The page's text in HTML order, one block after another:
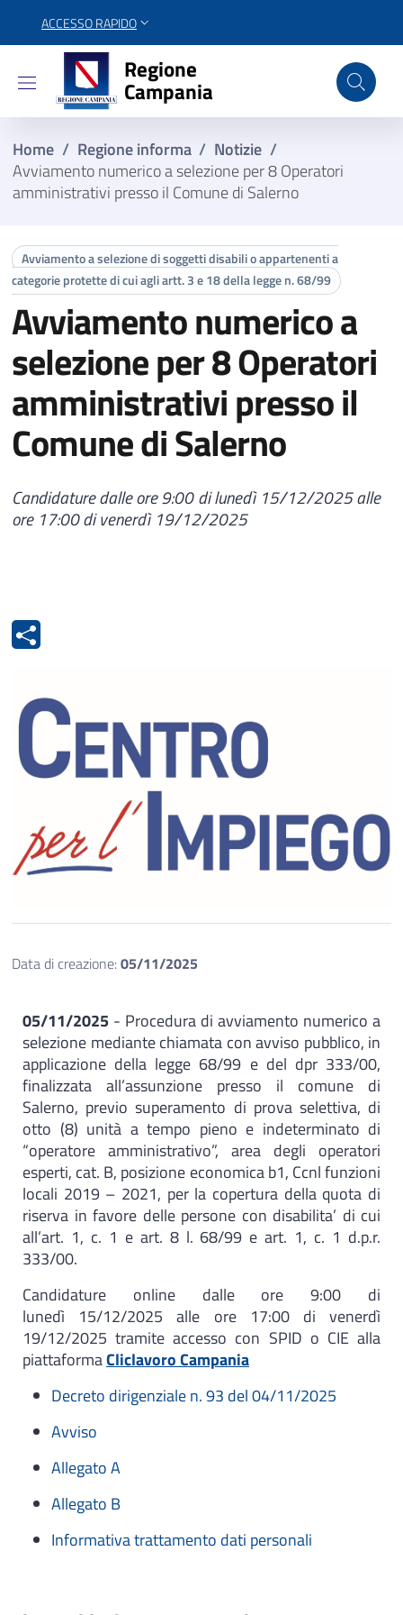
ACCESSO RAPIDO
Regione Campania
Regione
Campania
Home / Regione informa / Notizie /
Avviamento numerico a selezione per 8 Operatori
amministrativi presso il Comune di Salerno
Avviamento a selezione di soggetti disabili o appartenenti a
categorie protette di cui agli artt. 3 e 18 della legge n. 68/99
Avviamento numerico a
selezione per 8 Operatori
amministrativi presso il
Comune di Salerno
Candidature dalle ore 9:00 di lunedì 15/12/2025 alle
ore 17:00 di venerdì 19/12/2025
Data di creazione:05/11/2025
05/11/2025 - Procedura di avviamento numerico a
selezione mediante chiamata con avviso pubblico, in
applicazione della legge 68/99 e del dpr 333/00,
finalizzata all’assunzione presso il comune di
Salerno, previo superamento di prova selettiva, di
otto (8) unità a tempo pieno e indeterminato di
“operatore amministrativo”, area degli operatori
esperti, cat. B, posizione economica b1, Ccnl funzioni
locali 2019 – 2021, per la copertura della quota di
riserva in favore delle persone con disabilita’ di cui
all’art. 1, c. 1 e art. 8 l. 68/99 e art. 1, c. 1 d.p.r.
333/00.
Candidature online dalle ore 9:00 di
lunedì 15/12/2025 alle ore 17:00 di venerdì
19/12/2025 tramite accesso con SPID o CIE alla
piattaformaCliclavoro Campania
Decreto dirigenziale n. 93 del 04/11/2025
Avviso
Allegato A
Allegato B
Informativa trattamento dati personali